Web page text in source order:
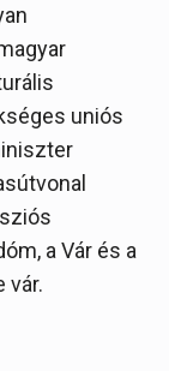
uniós
a Vár és a
vár.